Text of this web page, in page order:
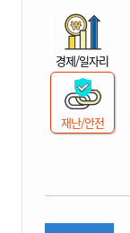
경제/일자리
재난/안전